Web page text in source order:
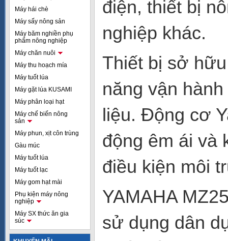
Máy hái chè
Máy sấy nông sản
Máy băm nghiền phụ
phẩm nông nghiệp
Máy chăn nuôi
Máy thu hoạch mía
Máy tuốt lúa
Máy gặt lúa KUSAMI
Máy phân loại hạt
Máy chế biến nông
sản
Máy phun, xịt côn trùng
Gàu múc
Máy tuốt lúa
Máy tuốt lạc
Máy gom hạt mài
Phụ kiện máy nông
nghiệp
Máy SX thức ăn gia
súc
điện, thiết bị
nghiệp khác.
Thiết bị sở
năng vận
liệu. Động cơ
động êm ái và
điều kiện môi
YAMAHA
sử dụng dân